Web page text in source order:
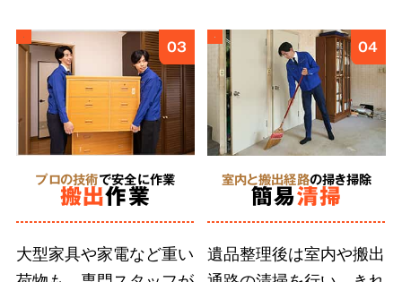
5 形見分け・ご供養に対応
合同供養
に対応
03
プロの技術で安全に作業
搬出作業
大型家具や家電など重い
04
室内と搬出経路の掃き掃除
簡易清掃
遺品整理後は室内や搬出